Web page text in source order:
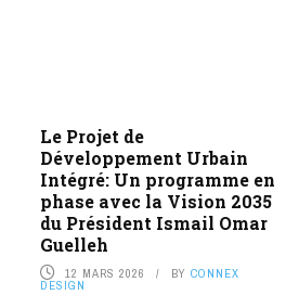
Le Projet de
Développement Urbain
Intégré: Un programme en
phase avec la Vision 2035
du Président Ismail Omar
Guelleh
12 MARS 2026 BY CONNEX
DESIGN